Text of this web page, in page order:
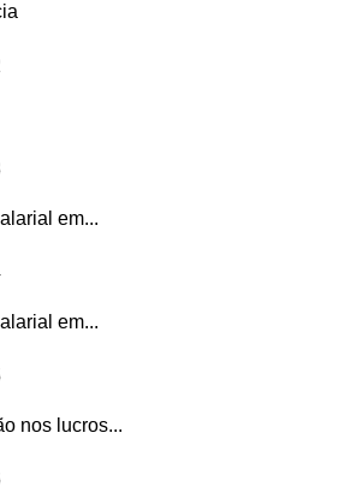
em...
em...
nos lucros...